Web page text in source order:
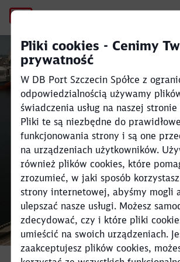
Wspólnie
Pliki cookies - Cenimy
prywatność
W DB Port Szczecin Spółce z
odpowiedzialnością używamy
świadczenia usług na naszej
Pliki te są niezbędne do
funkcjonowania strony i są one
na urządzeniach użytkowników.
również plików cookies, które
zrozumieć, w jaki sposób
strony internetowej, abyśmy mogli
ulepszać nasze usługi. Możesz
zdecydować, czy i które pliki
umieścić na swoich urządzeniach.
zaakceptujesz plików cookies,